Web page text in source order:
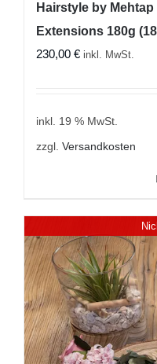
Hairstyle by
Extensions 180g
230,00 € inkl. MwSt.
inkl. 19 % MwSt.
zzgl. Versandkosten